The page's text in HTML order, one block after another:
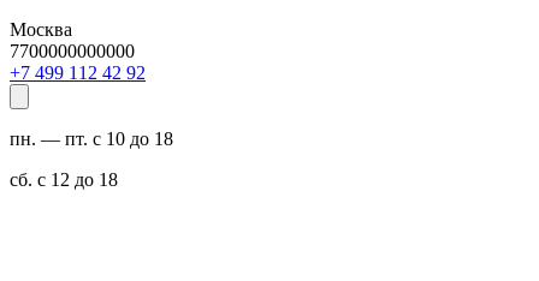
Москва
7700000000000
29 24 211 994 7+
пн. — пт. с 10 до 18
сб. с 12 до 18